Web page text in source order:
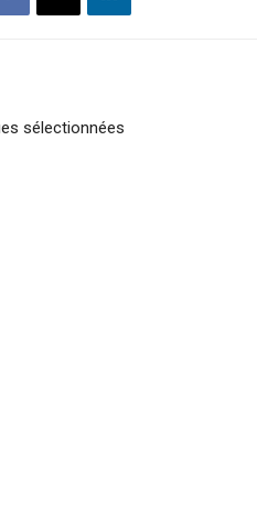
sélectionnées